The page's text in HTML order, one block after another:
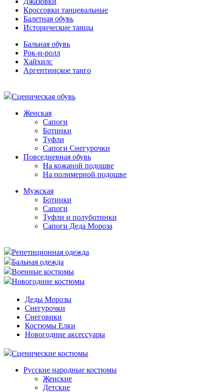
Кроссовки танцевальные
Балетная обувь
Исторические танцы
Бальная обувь
Рок-н-ролл
Хайхилс
Аргентинское танго
Сценическая обувь
Женская
Сапоги
Ботинки
Туфли
Сапоги Снегурочки
Повседневная обувь
На кожаной подошве
На полимерной подошве
Мужская
Ботинки
Сапоги
Туфли и полуботинки
Сапоги Деда Мороза
Репетиционная одежда
Бальная одежда
Военные костюмы
Новогодние костюмы
Деды Морозы
Снегурочки
Снеговики
Костюмы Елки
Новогодние аксессуары
Сценические костюмы
Русские народные костюмы
Женские
Детские